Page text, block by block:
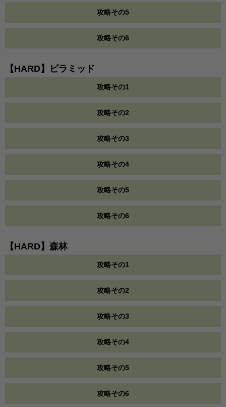
攻略その5
攻略その6
【HARD】ピラミッド
攻略その1
攻略その2
攻略その3
攻略その4
攻略その5
攻略その6
【HARD】森林
攻略その1
攻略その2
攻略その3
攻略その4
攻略その5
攻略その6